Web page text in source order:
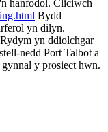
hanfodol. Cliciwch
Bydd
yn dilyn.
yn ddiolchgar
nedd Port Talbot a
y prosiect hwn.